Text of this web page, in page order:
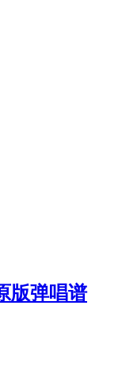
版弹唱谱